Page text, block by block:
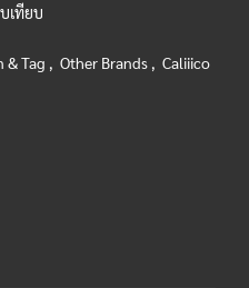
เทียบ
& Tag , Other Brands , Caliiico